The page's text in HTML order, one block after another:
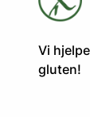
​​​​Vi
gluten! ​